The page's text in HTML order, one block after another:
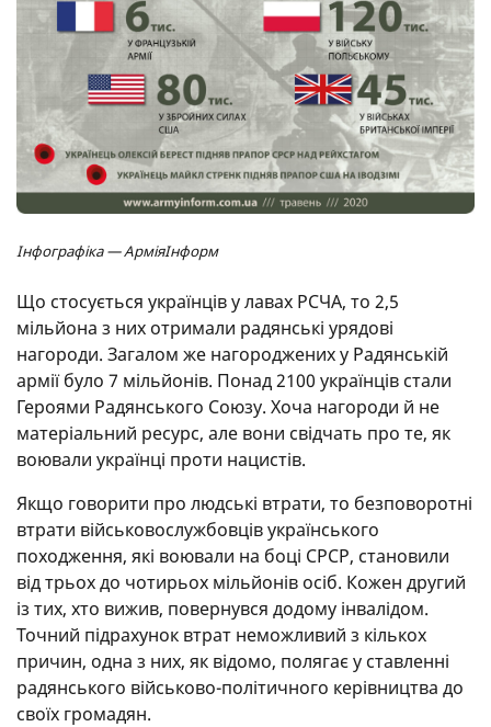
Інфографіка — АрміяІнформ
Що стосується українців у лавах РСЧА, то 2,5
мільйона з них отримали радянські урядові
нагороди. Загалом же нагороджених у Радянській
армії було 7 мільйонів. Понад 2100 українців стали
Героями Радянського Союзу. Хоча нагороди й не
матеріальний ресурс, але вони свідчать про те, як
воювали українці проти нацистів.
Якщо говорити про людські втрати, то безповоротні
втрати військовослужбовців українського
походження, які воювали на боці СРСР, становили
від трьох до чотирьох мільйонів осіб. Кожен другий
із тих, хто вижив, повернувся додому інвалідом.
Точний підрахунок втрат неможливий з кількох
причин, одна з них, як відомо, полягає у ставленні
радянського військово-політичного керівництва до
своїх громадян.